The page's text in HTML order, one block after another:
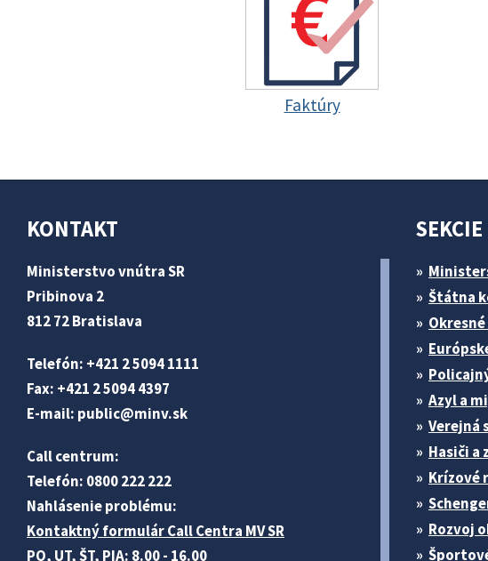
Faktúry
KONTAKT
Ministerstvo vnútra SR
Pribinova 2
812 72 Bratislava
Telefón: +421 2 5094 1111
Fax: +421 2 5094 4397
E-mail: public@minv.sk
Call centrum:
Telefón: 0800 222 222
Nahlásenie problému:
Kontaktný formulár Call Centra MV SR
PO, UT, ŠT, PIA: 8.00 - 16.00
Štátna
Azyl a
Verejná
Hasiči a
Krízové
Rozvoj